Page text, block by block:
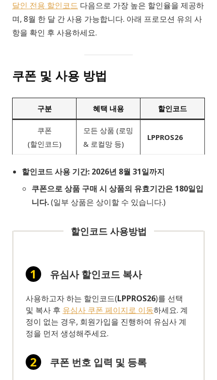
달인 전용 할인코드 다음으로 가장 높은 할인율을 제공하
며, 8월 한 달 간 사용 가능합니다. 아래 프로모션 유의 사
항을 확인 후 사용하세요.
쿠폰 및 사용 방법
구분 혜택 내용 할인코드
쿠폰
(할인코드)
모든 상품 (로밍
& 로컬망 등)
LPPROS26
할인코드 사용 기간: 2026년 8월 31일까지
쿠폰으로 상품 구매 시 상품의 유효기간은 180일입
니다.(일부 상품은 상이할 수 있습니다.)
할인코드 사용방법
유심사 할인코드 복사
사용하고자 하는 할인코드(LPPROS26)를 선택
및 복사 후 유심사 쿠폰 페이지로 이동하세요. 계
정이 없는 경우, 회원가입을 진행하여 유심사 계
정을 먼저 생성해주세요.
쿠폰 번호 입력 및 등록